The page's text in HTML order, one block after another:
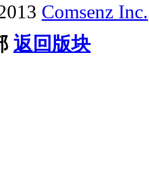
Comsenz Inc.
返回版块